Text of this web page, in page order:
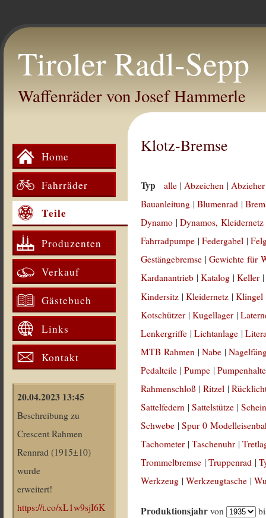
Tiroler Radl-Sepp
Waffenräder von Josef Hammerle
Home
Fahrräder
Teile
Produzenten
Verkauf
Gästebuch
Links
Kontakt
20.04.2023 13:45
Beschreibung zu
Crescent Rahmen
Rennrad (1915±10)
wurde
erweitert!
https://t.co/xL1w9sjI6K
Klotz-Bremse
Typ alle |Abzeichen |
Bauanleitung |Blumenrad |
Dynamo |Dynamos, Kleidernetz
Fahrradpumpe |Federgabel |
Gestängebremse |Gewichte für
Kardanantrieb |Katalog |Keller
Kindersitz |Kleidernetz |Klingel
Kotschützer |Kugellager |
Lenkergriffe |Lichtanlage |
MTB Rahmen |Nabe |
Pedalteile |Pumpe |
Rahmenschloß |Ritzel |
Sattelfedern |Sattelstütze |
Schwebe |Spur 0
Tachometer |Taschenuhr |
Trommelbremse |Truppenrad |
Werkzeug |Werkzeugtasche |
Produktionsjahr von